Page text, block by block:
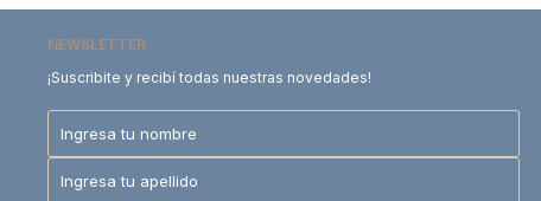
NEWSLETTER
¡Suscribite y recibí todas nuestras novedades!